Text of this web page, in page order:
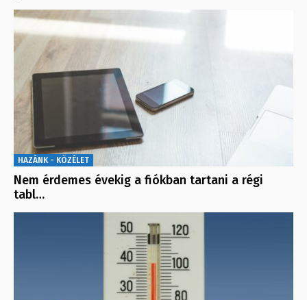
HAZÁNK - KÖZÉLET
Nem érdemes évekig a fiókban tartani a régi
tabl…